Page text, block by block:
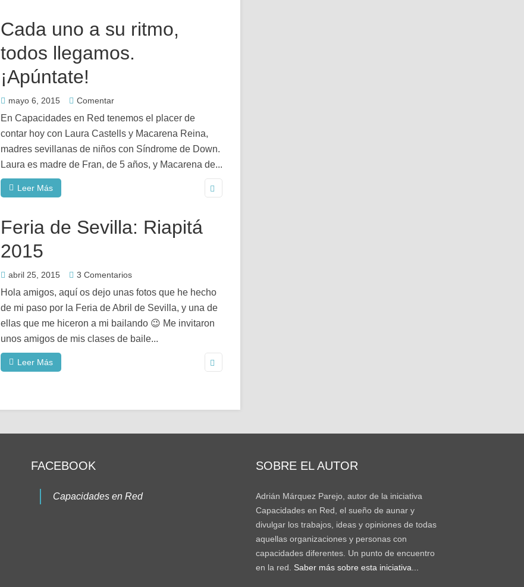
Cada uno a su ritmo,
todos llegamos.
¡Apúntate!
mayo 6, 2015 Comentar
En Capacidades en Red tenemos el placer de
contar hoy con Laura Castells y Macarena Reina,
madres sevillanas de niños con Síndrome de Down.
Laura es madre de Fran, de 5 años, y Macarena de...
Leer Más
Feria de Sevilla: Riapitá
2015
abril 25, 2015 3 Comentarios
Hola amigos, aquí os dejo unas fotos que he hecho
de mi paso por la Feria de Abril de Sevilla, y una de
ellas que me hiceron a mi bailando 😉 Me invitaron
unos amigos de mis clases de baile...
Leer Más
FACEBOOK
Capacidades en Red
SOBRE EL AUTOR
Adrián Márquez Parejo, autor de la iniciativa
Capacidades en Red, el sueño de aunar y
divulgar los trabajos, ideas y opiniones de todas
aquellas organizaciones y personas con
capacidades diferentes. Un punto de encuentro
en la red. Saber más sobre esta iniciativa...